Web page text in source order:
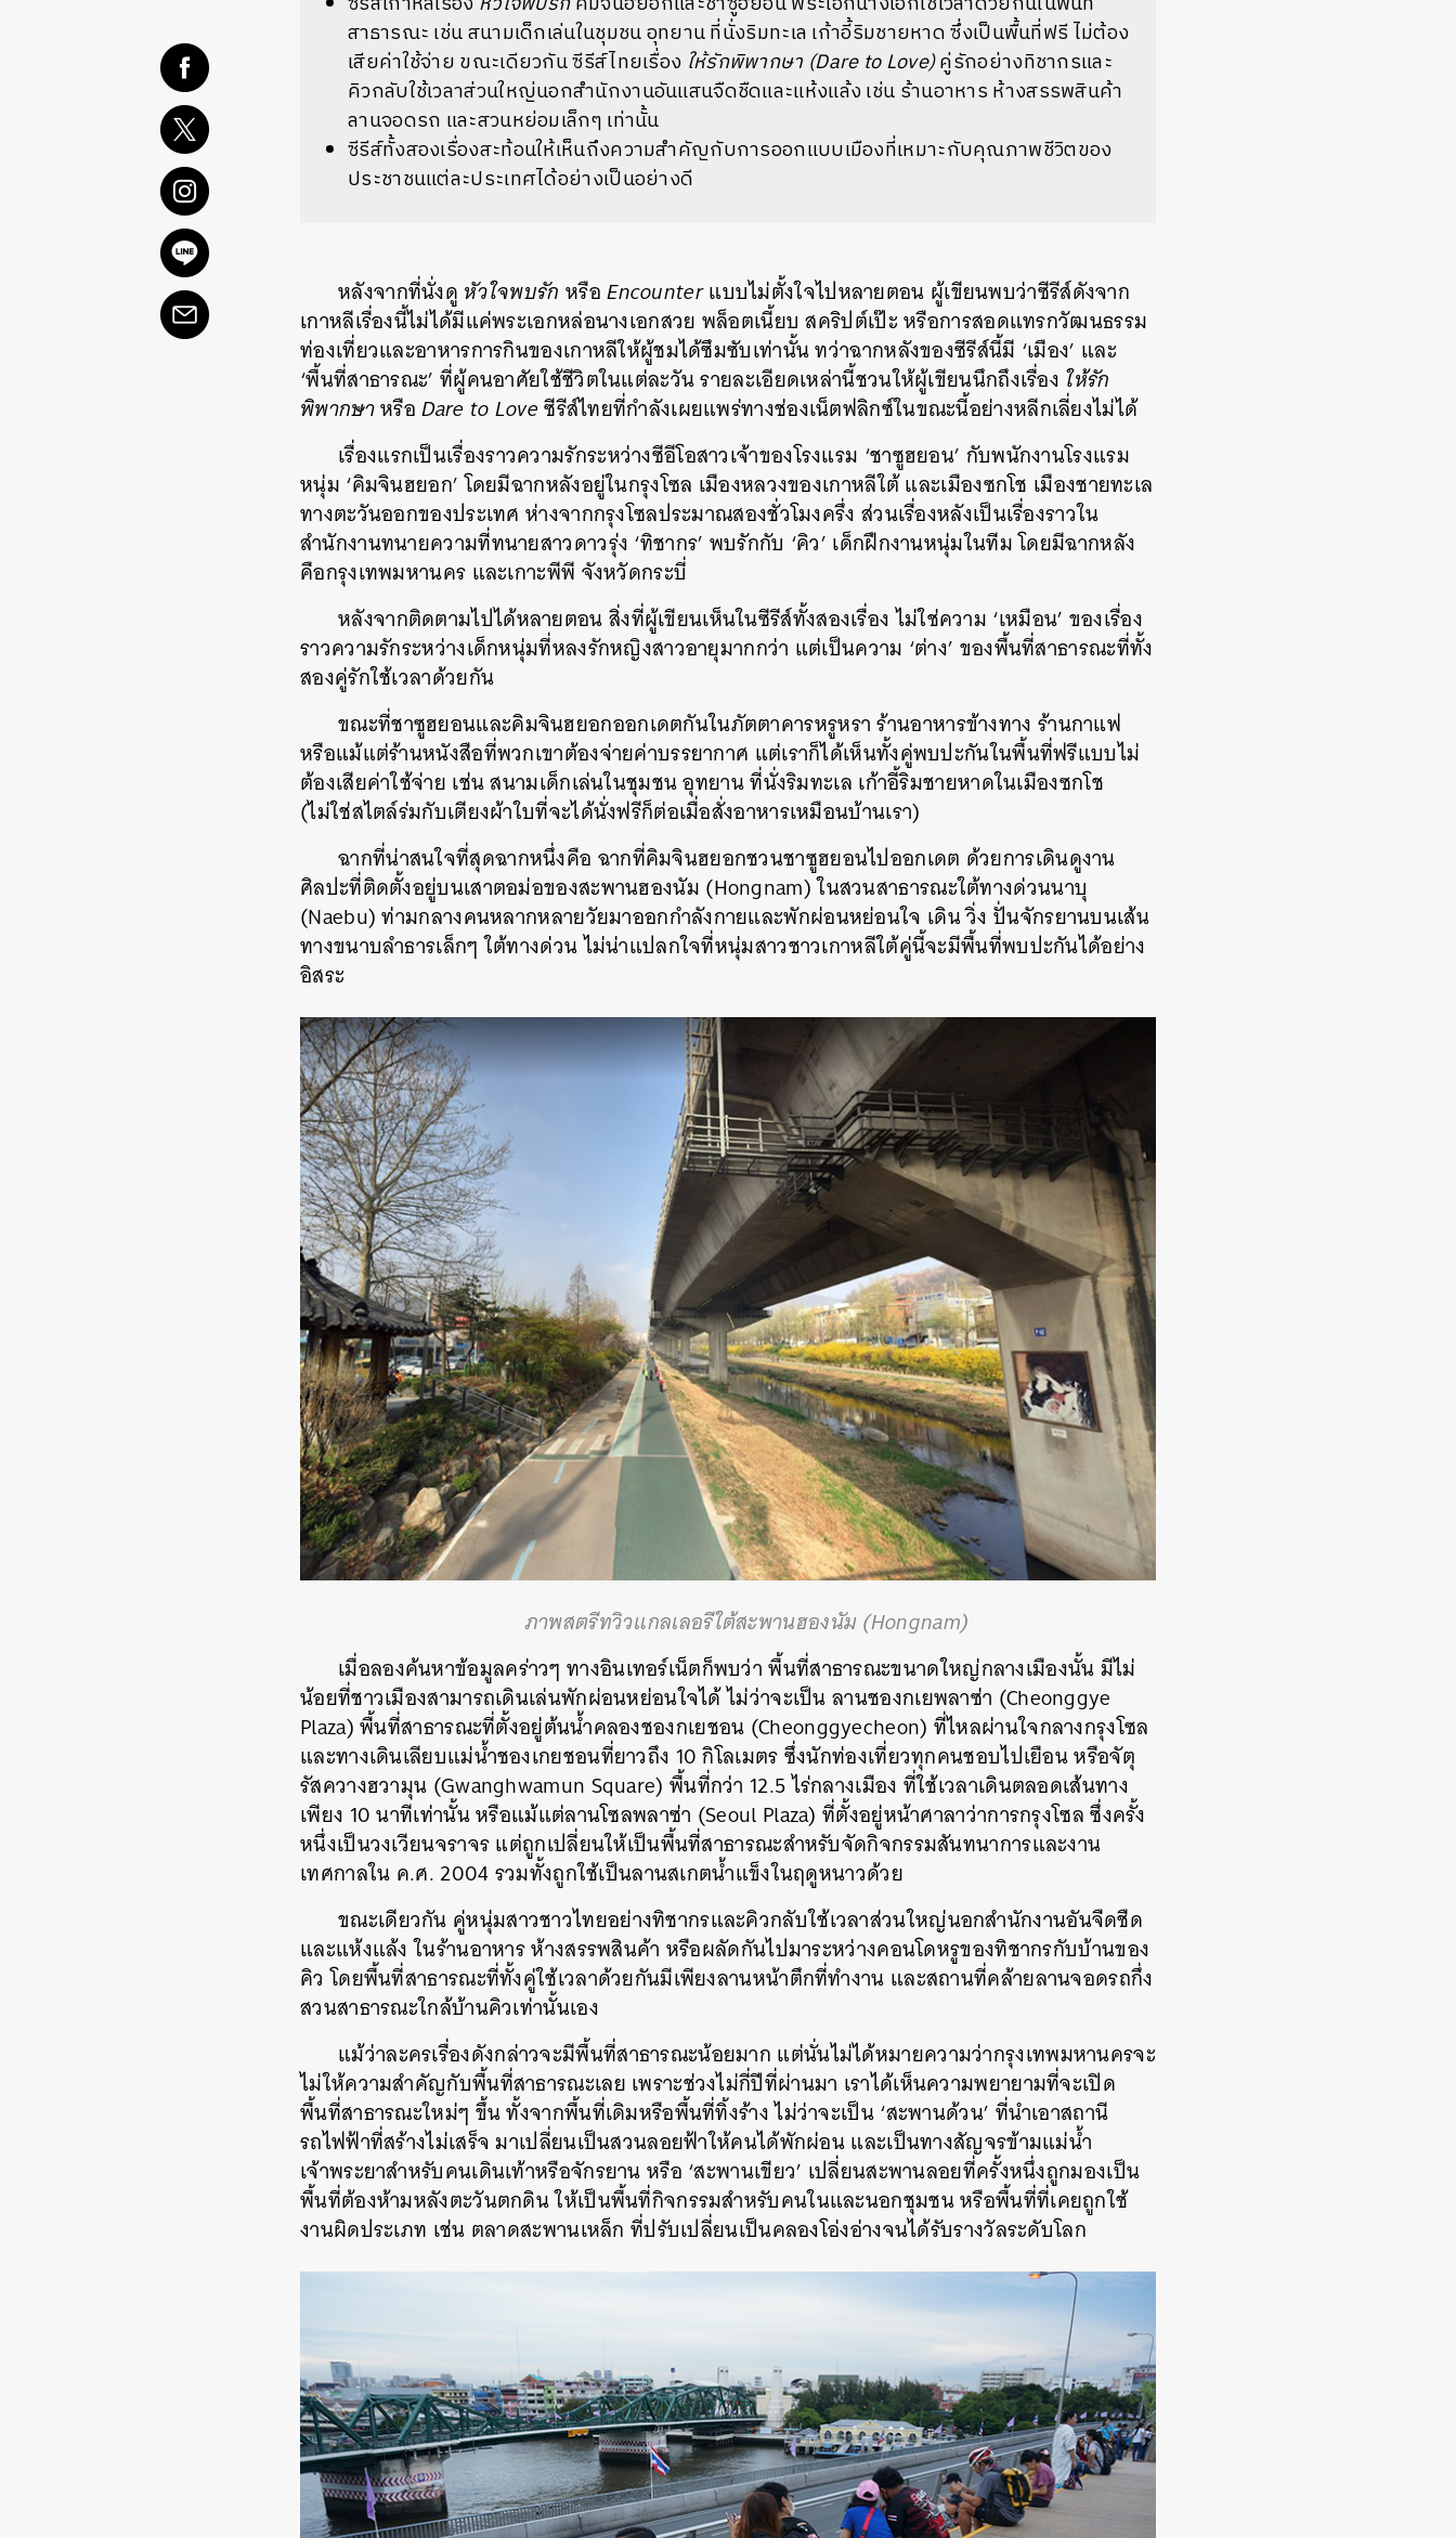
สาธารณะ เช่น สนามเด็กเล่นในชุมชน อุทยาน ที่นั่งริมทะเล เก้าอี้ริมชายหาด ซึ่งเป็นพื้นที่ฟรี ไม่ต้อง
เสียค่าใช้จ่าย ขณะเดียวกัน ซีรีส์ไทยเรื่อง ให้รักพิพากษา (Dare to Love)คู่รักอย่างทิชากรและ
คิวกลับใช้เวลาส่วนใหญ่นอกสำนักงานอันแสนจืดชืดและแห้งแล้ง เช่น ร้านอาหาร ห้างสรรพสินค้า
ลานจอดรถ และสวนหย่อมเล็กๆ เท่านั้น
ซีรีส์ทั้งสองเรื่องสะท้อนให้เห็นถึงความสำคัญกับการออกแบบเมืองที่เหมาะกับคุณภาพชีวิตของ
ประชาชนแต่ละประเทศได้อย่างเป็นอย่างดี
หลังจากที่นั่งดู หัวใจพบรัก หรือEncounterแบบไม่ตั้งใจไปหลายตอน ผู้เขียนพบว่าซีรีส์ดังจาก
เกาหลีเรื่องนี้ไม่ได้มีแค่พระเอกหล่อนางเอกสวย พล็อตเนี้ยบ สคริปต์เป๊ะ หรือการสอดแทรกวัฒนธรรม
ท่องเที่ยวและอาหารการกินของเกาหลีให้ผู้ชมได้ซึมซับเท่านั้น ทว่าฉากหลังของซีรีส์นี้มี ‘เมือง’ และ
‘พื้นที่สาธารณะ’ ที่ผู้คนอาศัยใช้ชีวิตในแต่ละวัน รายละเอียดเหล่านี้ชวนให้ผู้เขียนนึกถึงเรื่อง ให้รัก
พิพากษาหรือDare to Loveซีรีส์ไทยที่กำลังเผยแพร่ทางช่องเน็ตฟลิกซ์ในขณะนี้อย่างหลีกเลี่ยงไม่ได้
เรื่องแรกเป็นเรื่องราวความรักระหว่างซีอีโอสาวเจ้าของโรงแรม ‘ชาซูฮยอน’ กับพนักงานโรงแรม
หนุ่ม ‘คิมจินฮยอก’ โดยมีฉากหลังอยู่ในกรุงโซล เมืองหลวงของเกาหลีใต้ และเมืองซกโช เมืองชายทะเล
ทางตะวันออกของประเทศ ห่างจากกรุงโซลประมาณสองชั่วโมงครึ่ง ส่วนเรื่องหลังเป็นเรื่องราวใน
สำนักงานทนายความที่ทนายสาวดาวรุ่ง ‘ทิชากร’ พบรักกับ ‘คิว’ เด็กฝึกงานหนุ่มในทีม โดยมีฉากหลัง
คือกรุงเทพมหานคร และเกาะพีพี จังหวัดกระบี่
หลังจากติดตามไปได้หลายตอน สิ่งที่ผู้เขียนเห็นในซีรีส์ทั้งสองเรื่อง ไม่ใช่ความ ‘เหมือน’ ของเรื่อง
ราวความรักระหว่างเด็กหนุ่มที่หลงรักหญิงสาวอายุมากกว่า แต่เป็นความ ‘ต่าง’ ของพื้นที่สาธารณะที่ทั้ง
สองคู่รักใช้เวลาด้วยกัน
ขณะที่ชาซูฮยอนและคิมจินฮยอกออกเดตกันในภัตตาคารหรูหรา ร้านอาหารข้างทาง ร้านกาแฟ
หรือแม้แต่ร้านหนังสือที่พวกเขาต้องจ่ายค่าบรรยากาศ แต่เราก็ได้เห็นทั้งคู่พบปะกันในพื้นที่ฟรีแบบไม่
ต้องเสียค่าใช้จ่าย เช่น สนามเด็กเล่นในชุมชน อุทยาน ที่นั่งริมทะเล เก้าอี้ริมชายหาดในเมืองซกโช
(ไม่ใช่สไตล์ร่มกับเตียงผ้าใบที่จะได้นั่งฟรีก็ต่อเมื่อสั่งอาหารเหมือนบ้านเรา)
ฉากที่น่าสนใจที่สุดฉากหนึ่งคือ ฉากที่คิมจินฮยอกชวนชาซูฮยอนไปออกเดต ด้วยการเดินดูงาน
ศิลปะที่ติดตั้งอยู่บนเสาตอม่อของสะพานฮองนัม (Hongnam)ในสวนสาธารณะใต้ทางด่วนนาบุ
(Naebu) ท่ามกลางคนหลากหลายวัยมาออกกำลังกายและพักผ่อนหย่อนใจ เดิน วิ่ง ปั่นจักรยานบนเส้น
ทางขนาบลำธารเล็กๆ ใต้ทางด่วน ไม่น่าแปลกใจที่หนุ่มสาวชาวเกาหลีใต้คู่นี้จะมีพื้นที่พบปะกันได้อย่าง
อิสระ
ภาพสตรีทวิวแกลเลอรีใต้สะพานฮองนัม (Hongnam)
เมื่อลองค้นหาข้อมูลคร่าวๆ ทางอินเทอร์เน็ตก็พบว่า พื้นที่สาธารณะขนาดใหญ่กลางเมืองนั้น มีไม่
น้อยที่ชาวเมืองสามารถเดินเล่นพักผ่อนหย่อนใจได้ ไม่ว่าจะเป็นลานชองกเยพลาซ่า (Cheonggye
Plaza)พื้นที่สาธารณะที่ตั้งอยู่ต้นน้ำคลองชองกเยชอน (Cheonggyecheon) ที่ไหลผ่านใจกลางกรุงโซล
และทางเดินเลียบแม่น้ำชองเกยชอนที่ยาวถึง 10 กิโลเมตร ซึ่งนักท่องเที่ยวทุกคนชอบไปเยือน หรือจัตุ
รัสควางฮวามุน (Gwanghwamun Square) พื้นที่กว่า 12.5 ไร่กลางเมือง ที่ใช้เวลาเดินตลอดเส้นทาง
เพียง 10 นาทีเท่านั้น หรือแม้แต่ลานโซลพลาซ่า (Seoul Plaza) ที่ตั้งอยู่หน้าศาลาว่าการกรุงโซล ซึ่งครั้ง
หนึ่งเป็นวงเวียนจราจร แต่ถูกเปลี่ยนให้เป็นพื้นที่สาธารณะสำหรับจัดกิจกรรมสันทนาการและงาน
เทศกาลใน ค.ศ. 2004 รวมทั้งถูกใช้เป็นลานสเกตน้ำแข็งในฤดูหนาวด้วย
ขณะเดียวกัน คู่หนุ่มสาวชาวไทยอย่างทิชากรและคิวกลับใช้เวลาส่วนใหญ่นอกสำนักงานอันจืดชืด
และแห้งแล้ง ในร้านอาหาร ห้างสรรพสินค้า หรือผลัดกันไปมาระหว่างคอนโดหรูของทิชากรกับบ้านของ
คิว โดยพื้นที่สาธารณะที่ทั้งคู่ใช้เวลาด้วยกันมีเพียงลานหน้าตึกที่ทำงาน และสถานที่คล้ายลานจอดรถกึ่ง
สวนสาธารณะใกล้บ้านคิวเท่านั้นเอง
แม้ว่าละครเรื่องดังกล่าวจะมีพื้นที่สาธารณะน้อยมาก แต่นั่นไม่ได้หมายความว่ากรุงเทพมหานครจะ
ไม่ให้ความสำคัญกับพื้นที่สาธารณะเลย เพราะช่วงไม่กี่ปีที่ผ่านมา เราได้เห็นความพยายามที่จะเปิด
พื้นที่สาธารณะใหม่ๆ ขึ้น ทั้งจากพื้นที่เดิมหรือพื้นที่ทิ้งร้าง ไม่ว่าจะเป็น ‘สะพานด้วน’ ที่นำเอาสถานี
รถไฟฟ้าที่สร้างไม่เสร็จ มาเปลี่ยนเป็นสวนลอยฟ้าให้คนได้พักผ่อน และเป็นทางสัญจรข้ามแม่น้ำ
เจ้าพระยาสำหรับคนเดินเท้าหรือจักรยาน หรือ ‘สะพานเขียว’ เปลี่ยนสะพานลอยที่ครั้งหนึ่งถูกมองเป็น
พื้นที่ต้องห้ามหลังตะวันตกดิน ให้เป็นพื้นที่กิจกรรมสำหรับคนในและนอกชุมชน หรือพื้นที่ที่เคยถูกใช้
งานผิดประเภท เช่น ตลาดสะพานเหล็ก ที่ปรับเปลี่ยนเป็นคลองโอ่งอ่างจนได้รับรางวัลระดับโลก
ค้นหา
TWEET LINE EMAIL